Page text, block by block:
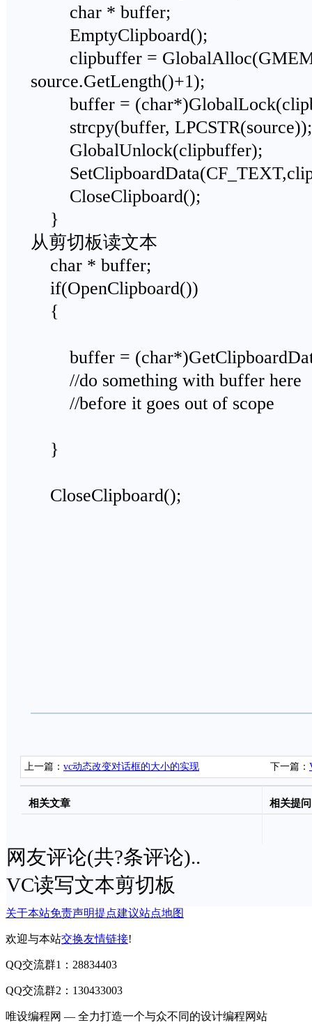
char * buffer;
EmptyClipboard();
clipbuffer =
source.GetLength()+1);
buffer =
strcpy(buffer, LPCSTR(source));
GlobalUnlock(clipbuffer);
CloseClipboard();
}
从剪切板读文本
char * buffer;
if(OpenClipboard())
{
buffer =
//do something with buffer here
//before it goes out of scope
}
CloseClipboard();
上一篇： vc动态改变对话框的大小的实现 下一篇：
换
相关文章 相关提问
网友评论(共?条评论)..
VC读写文本剪切板
关于本站免责声明提点建议站点地图
欢迎与本站交换友情链接!
QQ交流群1：28834403
QQ交流群2：130433003
唯设编程网 — 全力打造一个与众不同的设计编程网站